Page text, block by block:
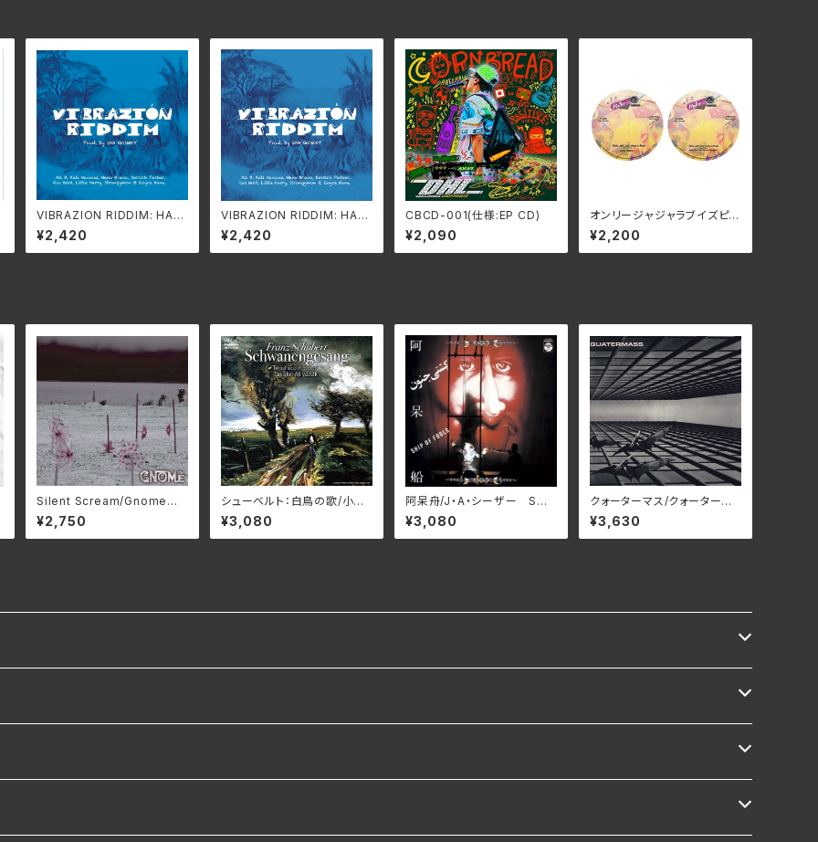
VIBRAZION RIDDIM: HAW
AIIAN REGGAE SHOWCAS
E /Jah Gumby/Father Psa
lms Studio TIM025-CD
¥2,420
VIBRAZION RIDDIM: HAW
AIIAN REGGAE SHOWCAS
E/Jah Gumby/Father Psal
ms Studio TIM025-CD
¥2,420
CBCD-001(仕様:EP CD)
¥2,090
オンリージャジャラブイズピュ
ア/ジェリー・ハリス MO-00
2(仕様:7インチシングル)
¥2,200
Silent Scream/Gnome Z
DR-012(仕様:CD)
¥2,750
シューベルト：白鳥の歌/小森
輝彦&宮﨑貴子 NARD-50
90(仕様:CD)
¥3,080
阿呆舟/J・A・シーザー SWA
X-89D(仕様:CD)
¥3,080
クォーターマス/クォーターマ
ス BELLE-264426(仕様:S
HM-CD)
¥3,630